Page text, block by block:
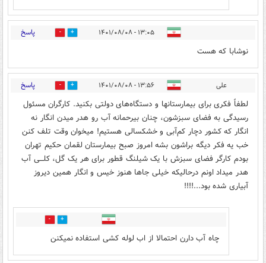
۱۳:۰۵ - ۱۴۰۱/۰۸/۰۸ 1 پاسخ
نوشابا که هست
علی ۱۳:۵۶ - ۱۴۰۱/۰۸/۰۸ 5 پاسخ
لطفاً فکری برای بیمارستانها و دستگاه‌های دولتی بکنید. کارگران مسئول
رسیدگی به فضای سبزشون، چنان بیرحمانه آب رو هدر میدن انگار نه
انگار که کشور دچار کم‌آبی و خشکسالی هستیم! میخوان وقت تلف کنن
خب یه فکر دیگه براشون بشه امروز صبح بیمارستان لقمان حکیم تهران
بودم کارگر فضای سبزش با یک شیلنگ قطور برای هر یک گل، کلـــی آب
هدر میداد اونم درحالیکه خیلی جاها هنوز خیس و انگار همین دیروز
آبیاری شده بود...!!!!
0
چاه آب دارن احتمالا از اب لوله کشی استفاده نمیکنن